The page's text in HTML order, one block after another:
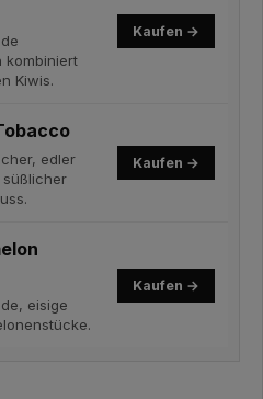
kombiniert
Kiwis.
Kaufen →
edler
Kaufen →
eisige
Kaufen →